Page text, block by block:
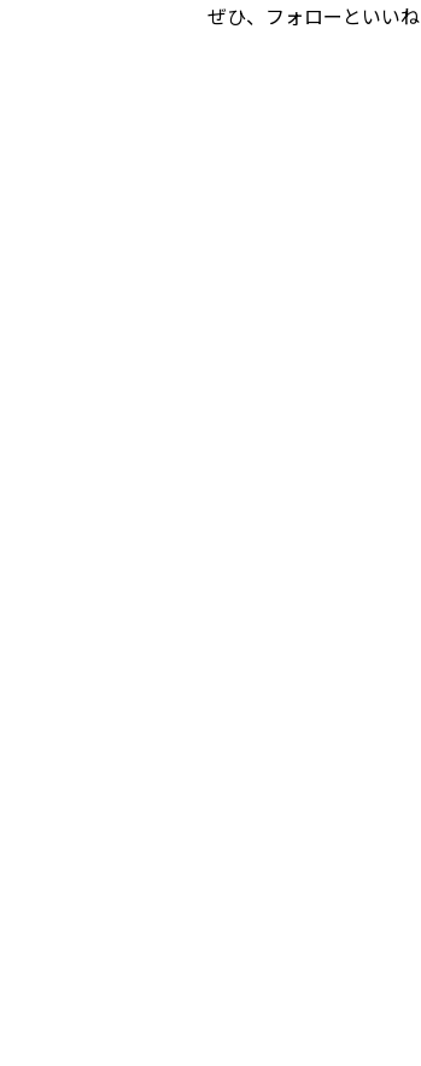
ぜひ、フォローといい